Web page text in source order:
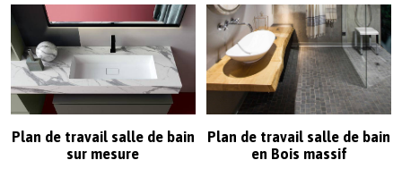
paragraphes
Plan de travail salle de bain
sur mesure
Plan de travail salle de bain
en Bois massif